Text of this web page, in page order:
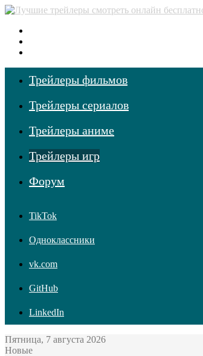
Трейлеры фильмов
Трейлеры сериалов
Трейлеры аниме
Трейлеры игр
Форум
TikTok
Одноклассники
vk.com
GitHub
LinkedIn
Пятница, 7 августа 2026
Новые